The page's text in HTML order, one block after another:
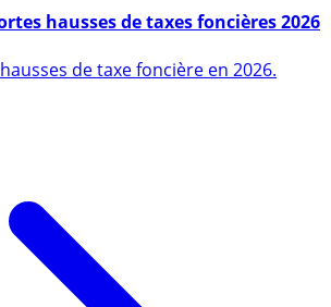
hausses de taxes foncières 2026
de taxe foncière en 2026.